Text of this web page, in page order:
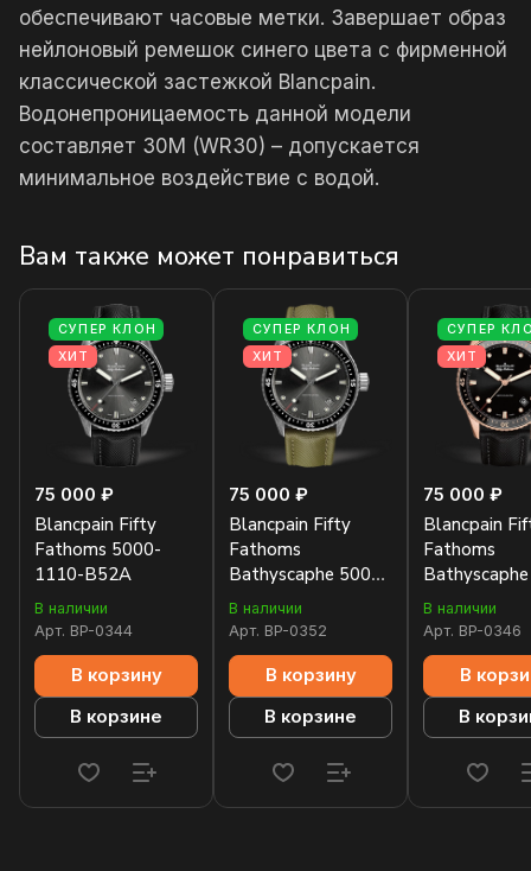
обеспечивают часовые метки. Завершает образ
нейлоновый ремешок синего цвета с фирменной
классической застежкой Blancpain.
Водонепроницаемость данной модели
составляет 30М (WR30) – допускается
минимальное воздействие с водой.
Вам также может понравиться
СУПЕР КЛОН
ХИТ
75 000 ₽
Blancpain Fifty
Fathoms 5000-
1110-B52A
В наличии
Арт. BP-0344
В корзину
В корзине
СУПЕР КЛОН
ХИТ
75 000 ₽
Blancpain Fifty
Fathoms
Bathyscaphe 5000-
1110-K52A
В наличии
Арт. BP-0352
В корзину
В корзине
СУПЕР
ХИТ
75 000 ₽
Blancpain
Fathoms
36S30-B52A
В наличии
Арт. BP-0346
В
В